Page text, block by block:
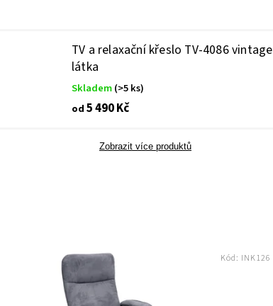
TV a relaxační křeslo TV-4086 vintage
látka
Skladem(>5 ks)
od 5 490 Kč
Zobrazit více produktů
Kód: INK126